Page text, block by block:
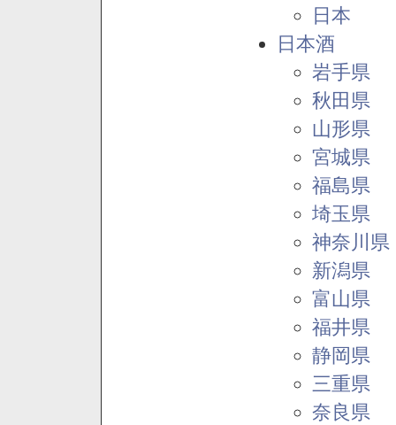
日本
日本酒
岩手県
秋田県
山形県
宮城県
福島県
埼玉県
神奈川県
新潟県
富山県
福井県
静岡県
三重県
奈良県